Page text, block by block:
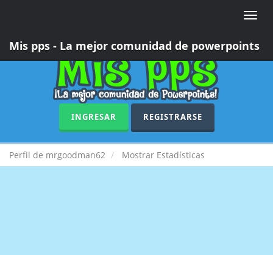
Toggle
Mis pps - La mejor comunidad de powerpoints
INGRESAR REGISTRARSE
Perfil de mrgoodman62 Mostrar Estadísticas